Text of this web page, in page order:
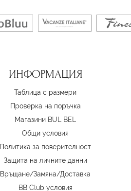
ИНФОРМАЦИЯ
Таблица с размери
Проверка на поръчка
Магазини BUL BEL
Oбщи условия
Политика за поверителност
Защита на личните данни
Връщане/Замяна/Доставка
BB Club условия